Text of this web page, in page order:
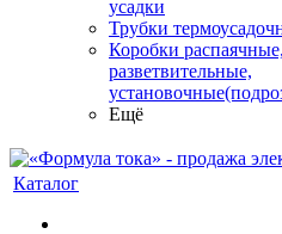
усадки
Трубки
Коробки распаячные,
разветвительные,
Ещё
Каталог